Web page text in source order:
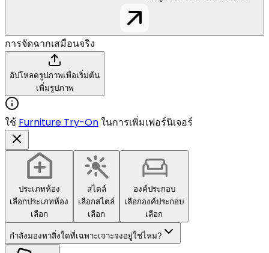
การจัดฉากเสมือนจริง
อัปโหลดรูปภาพเพื่อเริ่มต้น
เพิ่มรูปภาพ
ใช้ Furniture Try-Onในการเพิ่มเฟอร์นิเจอร์
ประเภทห้อง
เลือกประเภทห้อง
เลือก
สไตล์
เลือกสไตล์
เลือก
องค์ประกอบ
เลือกองค์ประกอบ
เลือก
กำลังมองหาสิ่งใดที่เฉพาะเจาะจงอยู่ใช่ไหม?